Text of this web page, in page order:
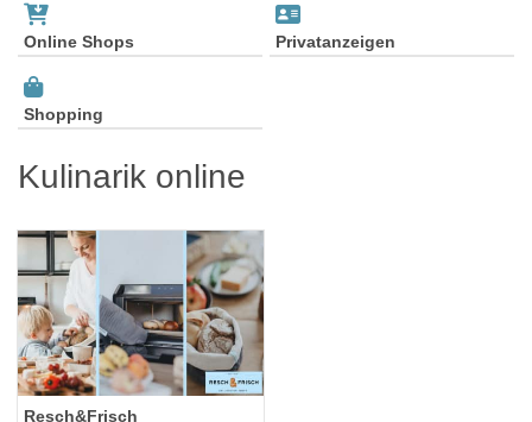
Online Shops Privatanzeigen
Shopping
Kulinarik online
Resch&Frisch